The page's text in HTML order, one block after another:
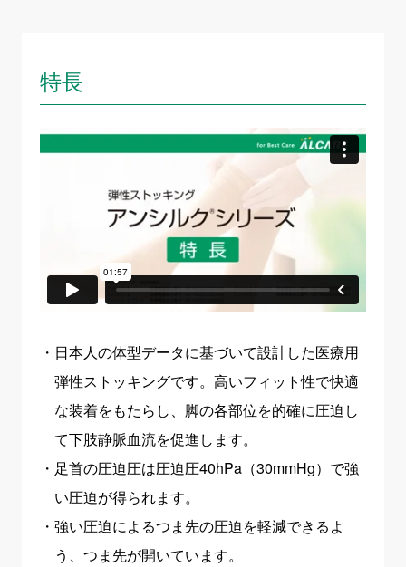
特長
日本人の体型データに基づいて設計した医療用
弾性ストッキングです。高いフィット性で快適
な装着をもたらし、脚の各部位を的確に圧迫し
て下肢静脈血流を促進します。
足首の圧迫圧は圧迫圧40hPa（30mmHg）で強
い圧迫が得られます。
強い圧迫によるつま先の圧迫を軽減できるよ
う、つま先が開いています。